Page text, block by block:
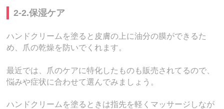
2-2.保湿ケア
ハンドクリームを塗ると皮膚の上に油分の膜ができるた
め、爪の乾燥を防いでくれます。
最近では、爪のケアに特化したものも販売されてるので、
悩みや症状に合わせて選んでみましょう。
ハンドクリームを塗るときは指先を軽くマッサージしなが